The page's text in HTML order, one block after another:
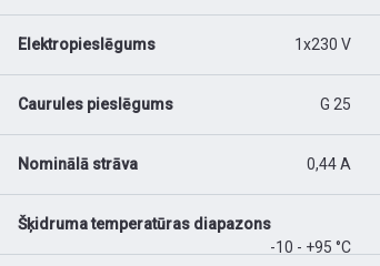
Elektropieslēgums 1x230 V
Caurules pieslēgums G 25
Nominālā strāva 0,44 A
Šķidruma temperatūras diapazons
-10 - +95 °C